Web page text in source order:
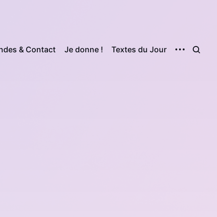
& Contact Je donne ! Textes du Jour